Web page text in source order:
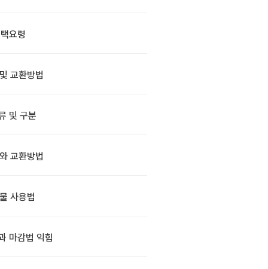
요령
교환방법
및 구분
교환방법
사용법
마감법 익힘